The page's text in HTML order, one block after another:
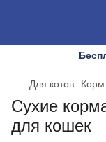
Для котов Корм
Сухие
для кошек